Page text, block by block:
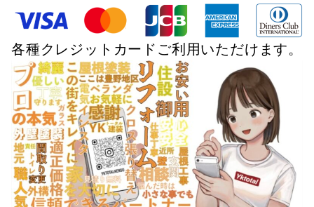
各種クレジットカードご利用いただけます。